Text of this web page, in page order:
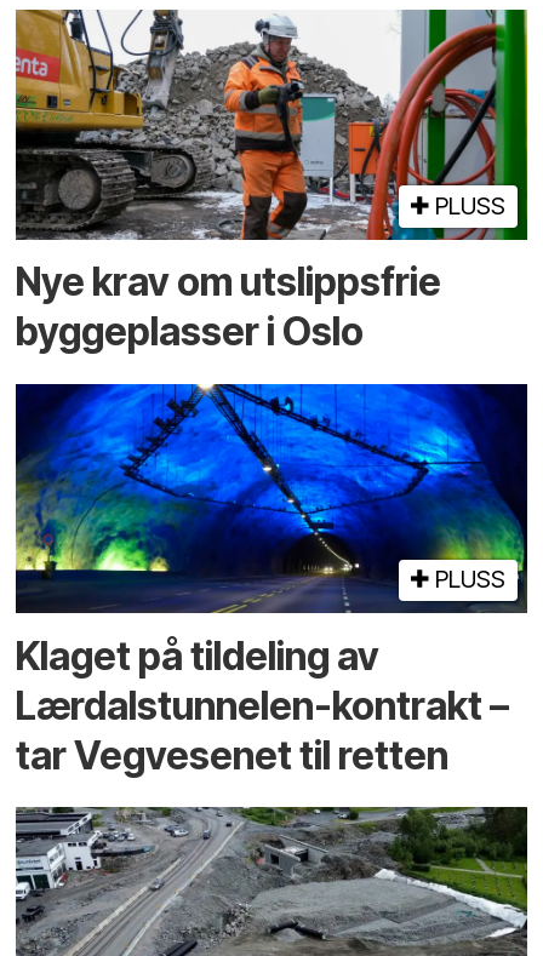
PLUSS
Nye krav om utslippsfrie
byggeplasser i Oslo
PLUSS
Klaget på tildeling av
Lærdalstunnelen-kontrakt –
tar Vegvesenet til retten